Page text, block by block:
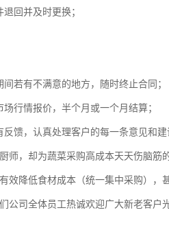
回并及时更换；
若有不满意的地方，随时终止合同；
行情报价，半个月或一个月结算；
馈，认真处理客户的每一条意见和建
师，却为蔬菜采购高成本天天伤脑筋
效降低食材成本（统一集中采购），
公司全体员工热诚欢迎广大新老客户